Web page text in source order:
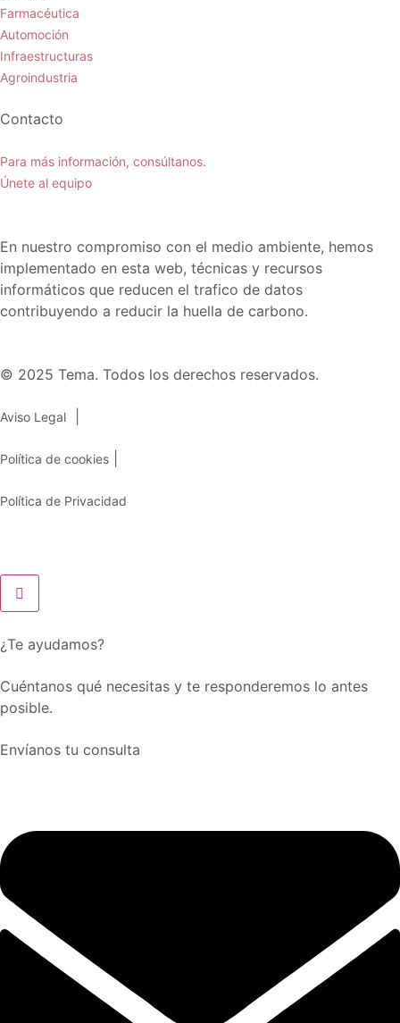
Farmacéutica
Automoción
Infraestructuras
Agroindustria
Contacto
Para más información, consúltanos.
Únete al equipo
En nuestro compromiso con el medio ambiente, hemos
implementado en esta web, técnicas y recursos
informáticos que reducen el trafico de datos
contribuyendo a reducir la huella de carbono.
© 2025 Tema. Todos los derechos reservados.
Aviso Legal
Política de cookies
Política de Privacidad
¿Te ayudamos?
Cuéntanos qué necesitas y te responderemos lo antes
posible.
Envíanos tu consulta